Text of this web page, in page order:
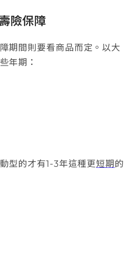
險保障
期間則要看商品而定。以大
年期：
型的才有1-3年這種更短期的